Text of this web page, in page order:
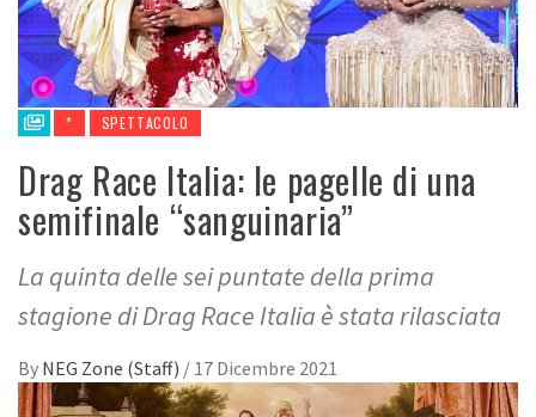
* SPETTACOLO
Drag Race Italia: le pagelle di una
semifinale “sanguinaria”
La quinta delle sei puntate della prima
stagione di Drag Race Italia è stata rilasciata
By NEG Zone (Staff) / 17 Dicembre 2021